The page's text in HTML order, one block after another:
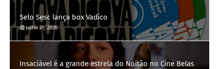
Selo Sesc lança box Vadico
julho 31, 2026
Insaciável é a grande estrela do Noitão no Cine Belas